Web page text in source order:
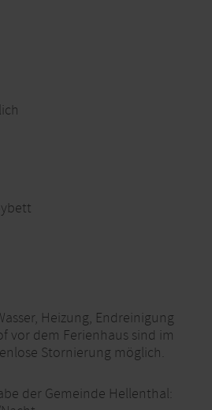
Heizung, Endreinigung
vor dem Ferienhaus sind im
Stornierung möglich.
der Gemeinde Hellenthal: